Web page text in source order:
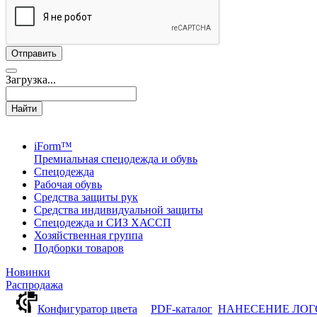
Загрузка...
Найти
iForm™
Премиальная спецодежда и обувь
Спецодежда
Рабочая обувь
Средства защиты рук
Средства индивидуальной защиты
Спецодежда и СИЗ ХАССП
Хозяйственная группа
Подборки товаров
Новинки
Распродажа
Конфигуратор цвета
PDF-каталог НАНЕСЕНИЕ